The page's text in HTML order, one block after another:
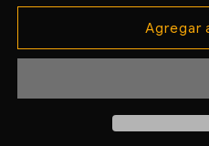
para
D
EXTRADOSE
para
D0287
D
ROMA
Agregar